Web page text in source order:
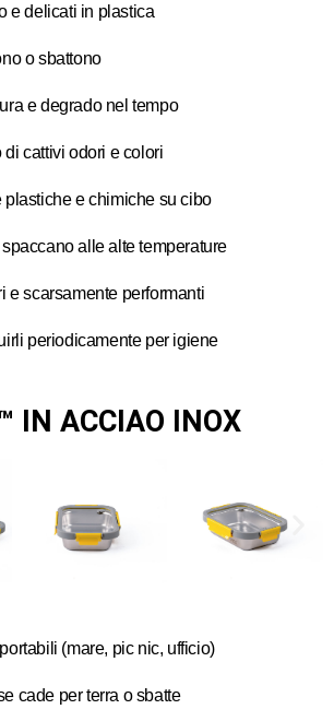
e delicati in plastica
o sbattono
e degrado nel tempo
cattivi odori e colori
plastiche e chimiche su cibo
alle alte temperature
e scarsamente performanti
periodicamente per igiene
IN ACCIAO INOX
(mare, pic nic, ufficio)
cade per terra o sbatte